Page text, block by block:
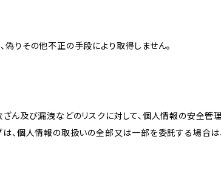
偽りその他不正の手段により取得しません。
ざん及び漏洩などのリスクに対して、個人情報の安全管
は、個人情報の取扱いの全部又は一部を委託する場合